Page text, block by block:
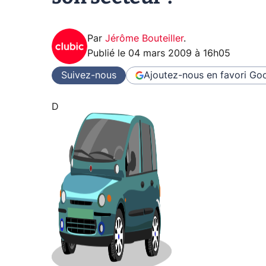
Par Jérôme Bouteiller.
Publié le 04 mars 2009 à 16h05
Suivez-nous Ajoutez-nous en favori
D